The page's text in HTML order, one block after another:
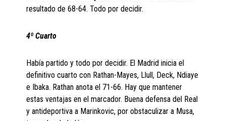
resultado de 68-64. Todo por decidir.
4º Cuarto
Había partido y todo por decidir. El Madrid inicia el
definitivo cuarto con Rathan-Mayes, Llull, Deck, Ndiaye
e Ibaka. Rathan anota el 71-66. Hay que mantener
estas ventajas en el marcador. Buena defensa del Real
y antideportiva a Marinkovic, por obstaculizar a Musa,